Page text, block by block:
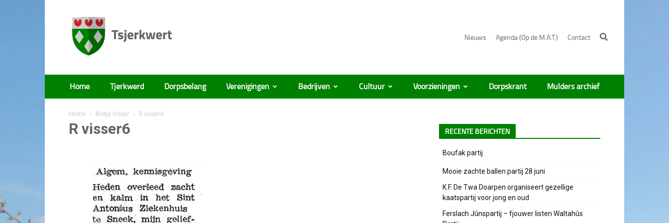
Nieuws Agenda (Op de M.A.T.) Contact
Tsjerkwert
Home Tjerkwerd Dorpsbelang Verenigingen Bedrijven Cultuur Voorzieningen Dorpskrant Mulders archief
Home Rintje Visser R visser6
R visser6 RECENTE BERICHTEN
Boufak partij
Mooie zachte ballen partij 28 juni
K.F. De Twa Doarpen organiseert gezellige
kaatspartij voor jong en oud
Ferslach Jûnspartij – fjouwer listen Waltahûs